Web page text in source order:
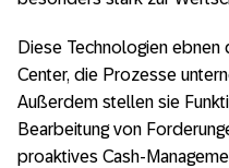
Diese Technologien ebnen
Center, die Prozesse
Außerdem stellen sie
Bearbeitung von
proaktives Cash-